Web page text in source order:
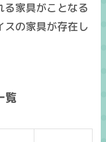
家具がことなる
スの家具が存在し
覧